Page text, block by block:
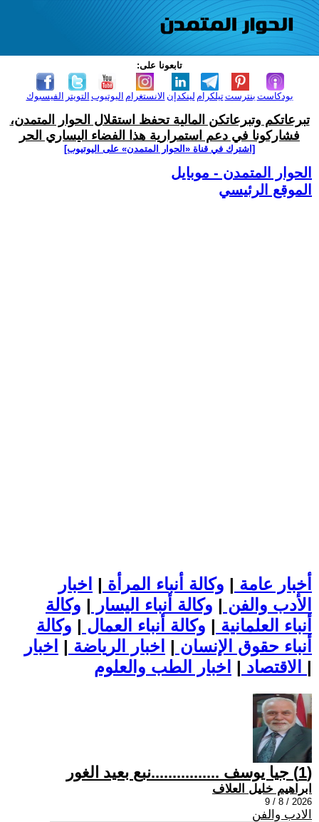
تابعونا على:
الفيسبوك التويتر اليوتيوب الانستغرام لينكدإن تيلكرامبنترست بودكاست
تبرعاتكم وتبرعاتكن المالية تحفظ استقلال الحوار المتمدن،
فشاركونا في دعم استمرارية هذا الفضاء اليساري الحر
[اشترك في قناة ‫«الحوار المتمدن» على اليوتيوب]
الحوار المتمدن - موبايل
الموقع الرئيسي
أخبار عامة | وكالة أنباء المرأة | اخبار
الأدب والفن | وكالة أنباء اليسار | وكالة
أنباء العلمانية | وكالة أنباء العمال | وكالة
أنباء حقوق الإنسان | اخبار الرياضة | اخبار
الاقتصاد | |
(1) جيا يوسف ................نبع بعيد الغور
ابراهيم خليل العلاف
2026 / 8 / 9
الادب والفن